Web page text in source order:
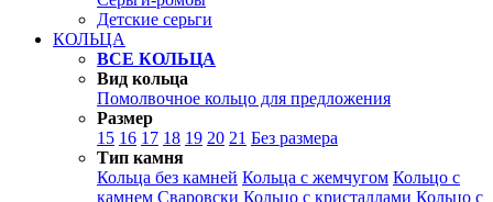
Детские серьги
КОЛЬЦА
ВСЕ КОЛЬЦА
Вид кольца
Помолвочное кольцо для предложения
Размер
15 16 17 18 19 20 21 Без размера
Тип камня
Кольца без камней Кольца с жемчугом Кольцо с
камнем Сваровски Кольцо с кристаллами Кольцо с